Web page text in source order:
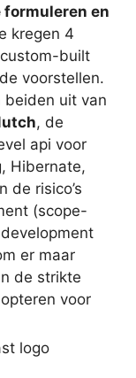
en
kregen 4
built
voorstellen.
beiden uit van
, de
api voor
Hibernate,
de risico’s
(scope-
er maar
de strikte
voor